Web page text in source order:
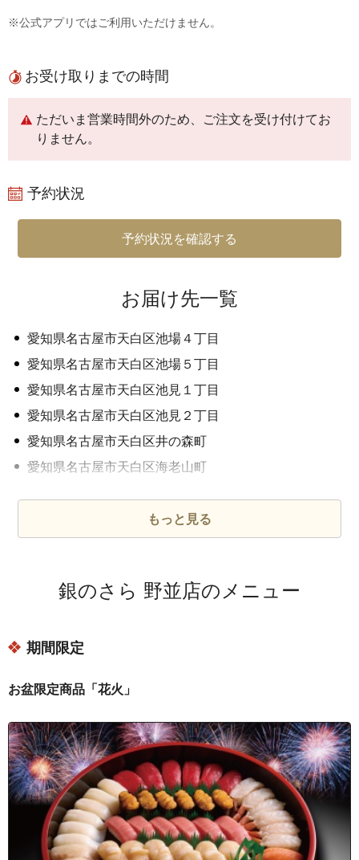
※公式アプリではご利用いただけません。
お受け取りまでの時間
ただいま営業時間外のため、ご注文を受け付けてお
りません。
予約状況
予約状況を確認する
お届け先一覧
愛知県名古屋市天白区池場４丁目
愛知県名古屋市天白区池場５丁目
愛知県名古屋市天白区池見１丁目
愛知県名古屋市天白区池見２丁目
愛知県名古屋市天白区井の森町
愛知県名古屋市天白区海老山町
愛知県名古屋市天白区表台
愛知県名古屋市天白区表山３丁目
愛知県名古屋市天白区境根町
愛知県名古屋市天白区山郷町
愛知県名古屋市天白区島田１丁目
愛知県名古屋市天白区島田４丁目
愛知県名古屋市天白区島田５丁目
愛知県名古屋市天白区島田が丘
愛知県名古屋市天白区島田黒石
愛知県名古屋市天白区菅田１丁目
もっと見る
銀のさら 野並店のメニュー
期間限定
お盆限定商品「花火」